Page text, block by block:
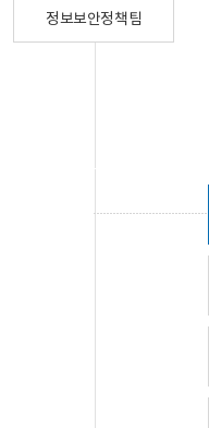
정보보안정책팀